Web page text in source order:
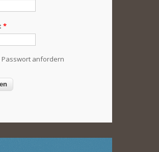
*
Passwort anfordern